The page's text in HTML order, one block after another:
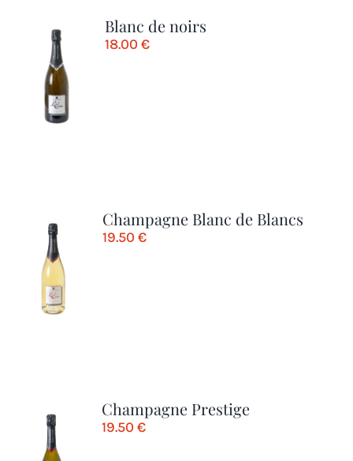
Blanc de noirs
18.00€
Champagne Blanc de Blancs
19.50€
Champagne Prestige
19.50€